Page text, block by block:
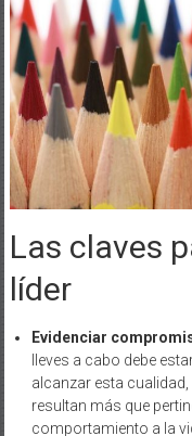
Las claves
líder
Evidenciar
lleves a cabo debe
alcanzar esta
resultan más que
comportamiento a la